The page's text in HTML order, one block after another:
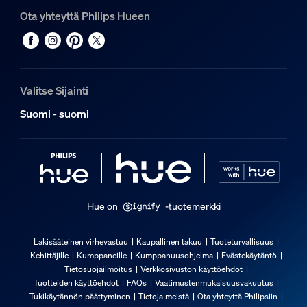
Bruttopaino
0,72 kg
Korkeus
210 mm
96 mm
Leveys
210 mm
Tuotekoodi (12NC)
8721103087911
Ota yhteyttä Philips Hueen
Valitse Sijainti
Suomi - suomi
Hue on -tuotemerkki
Lakisääteinen virhevastuu Kaupallinen takuu
Tuoteturvallisuus
Kehittäjille
Kumppaneille Kumppanuusohjelma
Evästekäytäntö
Tietosuojailmoitus
Verkkosivuston käyttöehdot
Tuotteiden käyttöehdot
FAQs
Vaatimustenmukaisuusvakuutus
Tukikäytännön päättyminen
Tietoja meistä
Ota yhteyttä Philipsiin